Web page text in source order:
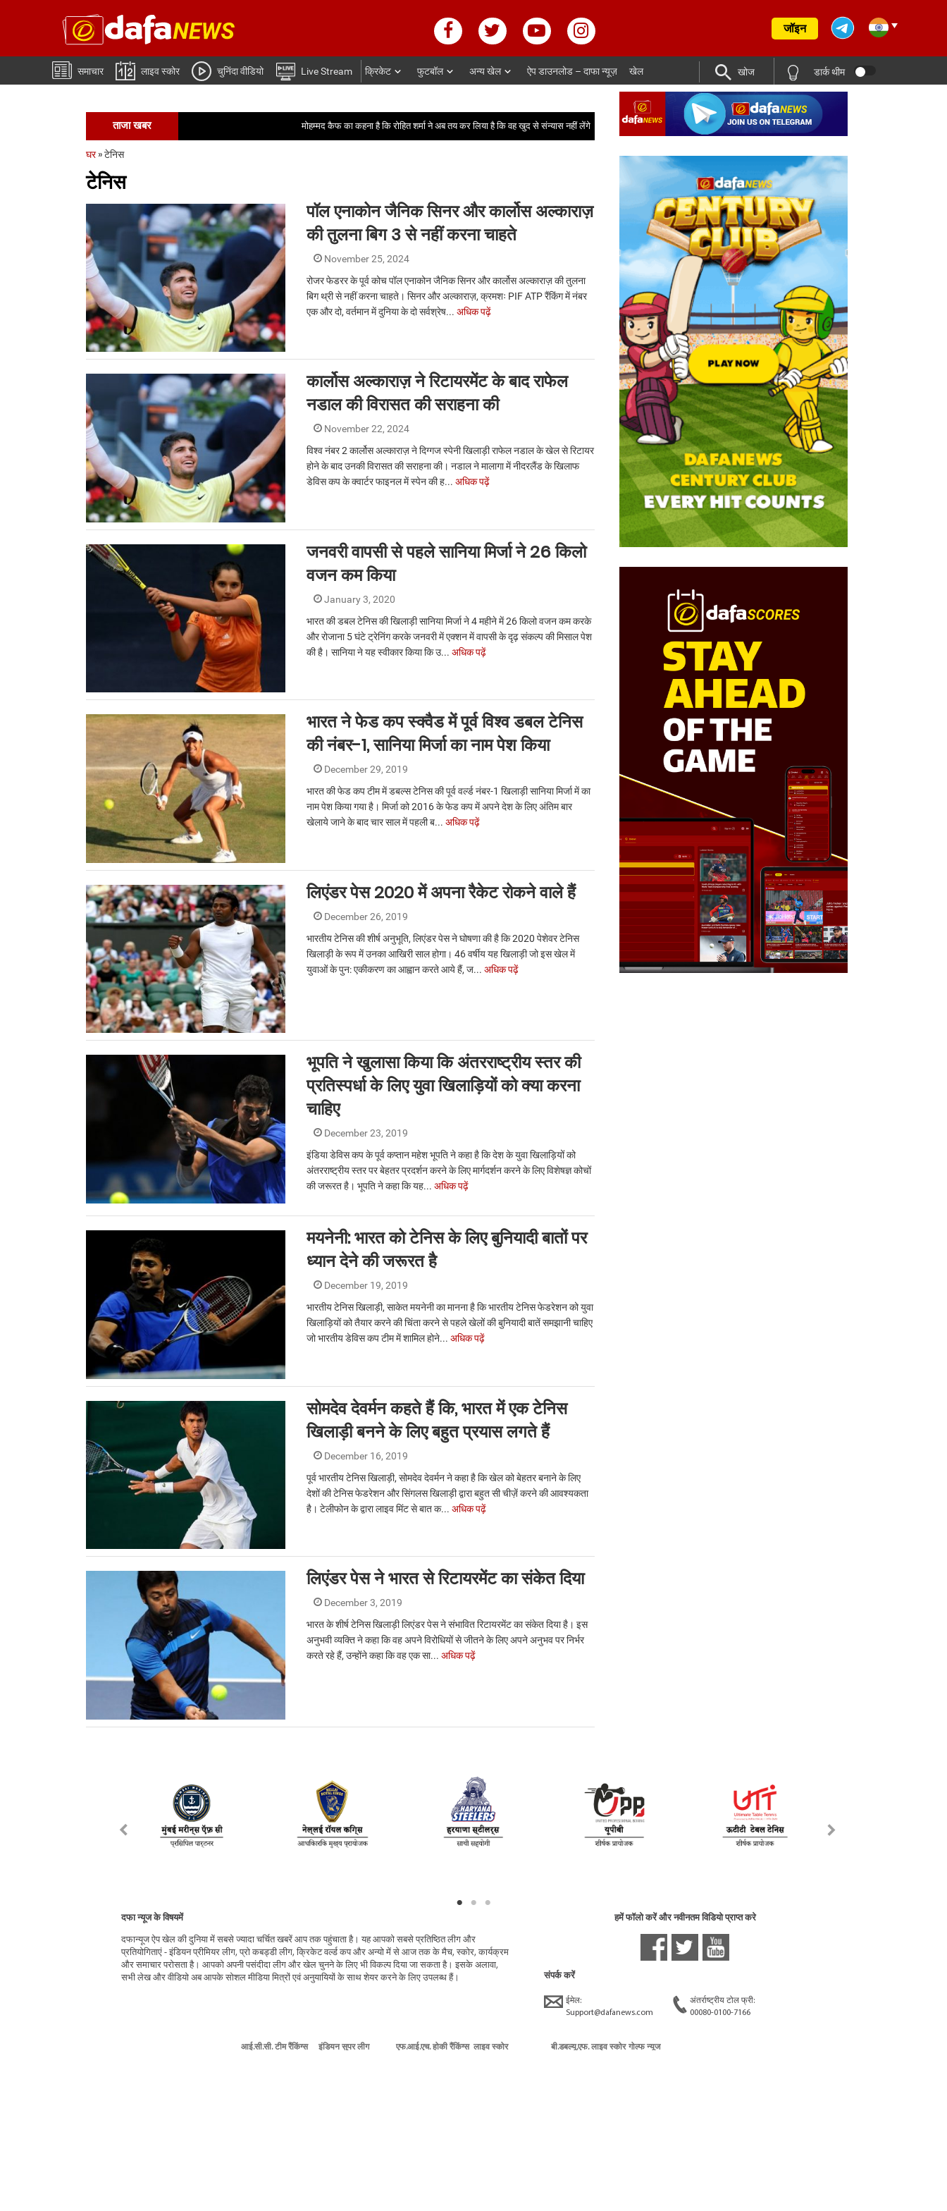
जॉइन
समाचार लाइव स्कोर चुनिंदा वीडियो Live Stream क्रिकेट फुटबॉल अन्य खेल ऐप डाउनलोड – दाफा न्यूज़ खेल खोज डार्क थीम
ताजा खबर मोहम्मद कैफ का कहना है कि रोहित शर्मा ने अब तय कर लिया है कि वह खुद से संन्यास नहीं लेंगे रिटायरमेंट के बाद अजिंक्य रहाणे ने IPL 2017 में बेन स्टोक्स से मिली ज़िंदगी की अहम सलाह को याद किया
घर»टेनिस
टेनिस
पॉल एनाकोन जैनिक सिनर और कार्लोस अल्काराज़
की तुलना बिग 3 से नहीं करना चाहते
November 25, 2024
रोजर फेडरर के पूर्व कोच पॉल एनाकोन जैनिक सिनर और कार्लोस अल्काराज़ की तुलना
बिग थ्री से नहीं करना चाहते। सिनर और अल्काराज़, क्रमशः PIF ATP रैंकिंग में नंबर
एक और दो, वर्तमान में दुनिया के दो सर्वश्रेष...अधिक पढ़ें
कार्लोस अल्काराज़ ने रिटायरमेंट के बाद राफेल
नडाल की विरासत की सराहना की
November 22, 2024
विश्व नंबर 2 कार्लोस अल्काराज़ ने दिग्गज स्पेनी खिलाड़ी राफेल नडाल के खेल से रिटायर
होने के बाद उनकी विरासत की सराहना की। नडाल ने मालागा में नीदरलैंड के खिलाफ
डेविस कप के क्वार्टर फाइनल में स्पेन की ह...अधिक पढ़ें
जनवरी वापसी से पहले सानिया मिर्जा ने 26 किलो
वजन कम किया
January 3, 2020
भारत की डबल टेनिस की खिलाड़ी सानिया मिर्जा ने 4 महीने में 26 किलो वजन कम करके
और रोजाना 5 घंटे ट्रेनिंग करके जनवरी में एक्शन में वापसी के दृढ़ संकल्प की मिसाल पेश
की है। सानिया ने यह स्वीकार किया कि उ...अधिक पढ़ें
भारत ने फेड कप स्क्वैड में पूर्व विश्व डबल टेनिस
की नंबर-1, सानिया मिर्जा का नाम पेश किया
December 29, 2019
भारत की फेड कप टीम में डबल्स टेनिस की पूर्व वर्ल्ड नंबर-1 खिलाड़ी सानिया मिर्जा में का
नाम पेश किया गया है। मिर्जा को 2016 के फेड कप में अपने देश के लिए अंतिम बार
खेलाये जाने के बाद चार साल में पहली ब...अधिक पढ़ें
लिएंडर पेस 2020 में अपना रैकेट रोकने वाले हैं
December 26, 2019
भारतीय टेनिस की शीर्ष अनुभूति, लिएंडर पेस ने घोषणा की है कि 2020 पेशेवर टेनिस
खिलाड़ी के रूप में उनका आखिरी साल होगा। 46 वर्षीय यह खिलाड़ी जो इस खेल में
युवाओं के पुन: एकीकरण का आह्वान करते आये हैं, ज...अधिक पढ़ें
भूपति ने खुलासा किया कि अंतरराष्ट्रीय स्तर की
प्रतिस्पर्धा के लिए युवा खिलाड़ियों को क्या करना
चाहिए
December 23, 2019
इंडिया डेविस कप के पूर्व कप्तान महेश भूपति ने कहा है कि देश के युवा खिलाड़ियों को
अंतरराष्ट्रीय स्तर पर बेहतर प्रदर्शन करने के लिए मार्गदर्शन करने के लिए विशेषज्ञ कोचों
की जरूरत है। भूपति ने कहा कि यह...अधिक पढ़ें
मयनेनी: भारत को टेनिस के लिए बुनियादी बातों पर
ध्यान देने की जरूरत है
December 19, 2019
भारतीय टेनिस खिलाड़ी, साकेत मयनेनी का मानना है कि भारतीय टेनिस फेडरेशन को युवा
खिलाड़ियों को तैयार करने की चिंता करने से पहले खेलों की बुनियादी बातें समझानी चाहिए
जो भारतीय डेविस कप टीम में शामिल होने...अधिक पढ़ें
सोमदेव देवर्मन कहते हैं कि, भारत में एक टेनिस
खिलाड़ी बनने के लिए बहुत प्रयास लगते हैं
December 16, 2019
पूर्व भारतीय टेनिस खिलाड़ी, सोमदेव देवर्मन ने कहा है कि खेल को बेहतर बनाने के लिए
देशों की टेनिस फेडरेशन और सिंगलस खिलाड़ी द्वारा बहुत सी चीज़ें करने की आवश्यकता
है। टेलीफोन के द्वारा लाइव मिंट से बात क...अधिक पढ़ें
लिएंडर पेस ने भारत से रिटायरमेंट का संकेत दिया
December 3, 2019
भारत के शीर्ष टेनिस खिलाड़ी लिएंडर पेस ने संभावित रिटायरमेंट का संकेत दिया है। इस
अनुभवी व्यक्ति ने कहा कि वह अपने विरोधियों से जीतने के लिए अपने अनुभव पर निर्भर
करते रहे हैं, उन्होंने कहा कि वह एक सा...अधिक पढ़ें
दफा न्यूज के विषयमें
दफान्यूज ऐप खेल की दुनिया में सबसे ज्यादा चर्चित खबरें आप तक पहुंचाता है। यह आपको सबसे प्रतिष्ठित लीग और
प्रतियोगिताएं - इंडियन प्रीमियर लीग, प्रो कबड्डी लीग, क्रिकेट वर्ल्ड कप और अन्यो में से आज तक के मैच, स्कोर, कार्यक्रम
और समाचार परोसता है। आपको अपनी पसंदीदा लीग और खेल चुनने के लिए भी विकल्प दिया जा सकता है। इसके अलावा,
सभी लेख और वीडियो अब आपके सोशल मीडिया मित्रों एवं अनुयायियों के साथ शेयर करने के लिए उपलब्ध हैं।
हमें फॉलो करें और नवीनतम विडियो प्राप्त करे
संपर्क करें
ईमेल:
Support@dafanews.com
अंतर्राष्ट्रीय टोल फ्री:
00080-0100-7166
आई.सी.सी. टीम रैंकिंग्स
इंडियन सुपर लीग
एफ.आई.एच. होकी रैंकिंग्स लाइव स्कोर
बी.डबल्यू.एफ. लाइव स्कोर गोल्फ न्यूज